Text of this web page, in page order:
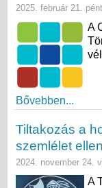
2025. február 21.
A
Bővebben...
Tiltakozás a
szemlélet ellen
2024. november 24.
A